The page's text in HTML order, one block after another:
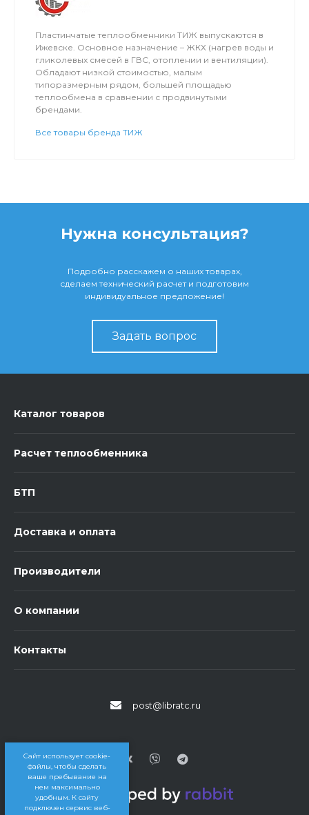
Сайт использует cookie-
файлы, чтобы сделать
ваше пребывание на
нем максимально
удобным. К cайту
подключен сервис веб-
Пластинчатые теплообменники ТИЖ выпускаются в
Ижевске. Основное назначение – ЖКХ (нагрев воды и
гликолевых смесей в ГВС, отоплении и вентиляции).
Обладают низкой стоимостью, малым
типоразмерным рядом, большей площадью
теплообмена в сравнении с продвинутыми
брендами.
Все товары бренда ТИЖ
Нужна консультация?
Подробно расскажем о наших товарах,
сделаем технический расчет и подготовим
индивидуальное предложение!
Задать вопрос
Каталог товаров
Расчет теплообменника
БТП
Доставка и оплата
Производители
О компании
Контакты
post@libratc.ru